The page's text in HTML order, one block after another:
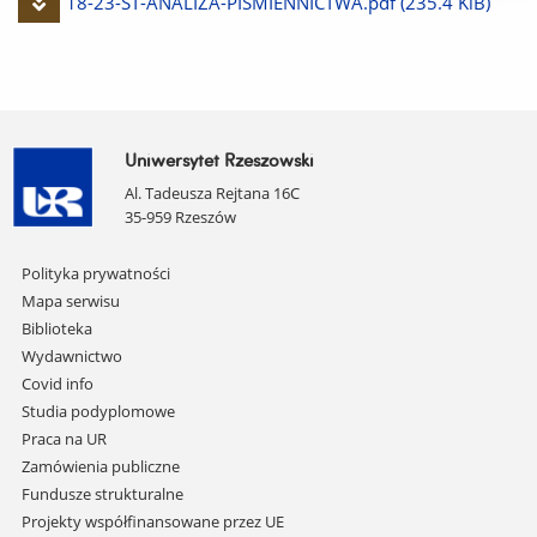
Uniwersytet Rzeszowski
Al. Tadeusza Rejtana 16C
35-959 Rzeszów
Pomiń
nawigację
i
przejdź
do
treści
Polityka prywatności
Mapa serwisu
Biblioteka
Wydawnictwo
Covid info
Studia podyplomowe
Praca na UR
Zamówienia publiczne
Fundusze strukturalne
Projekty współfinansowane przez UE